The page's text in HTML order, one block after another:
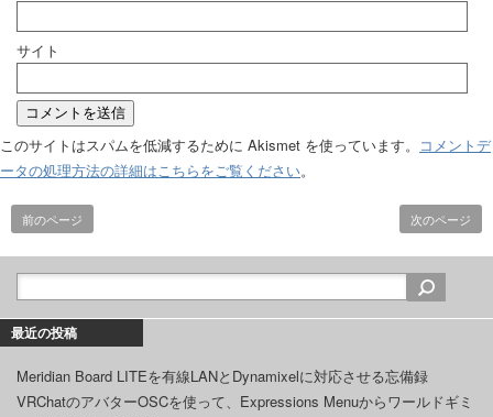
サイト
このサイトはスパムを低減するために Akismet を使っています。 コメントデ
ータの処理方法の詳細はこちらをご覧ください。
前のページ 次のページ
最近の投稿
Meridian Board LITEを有線LANとDynamixelに対応させる忘備録
VRChatのアバターOSCを使って、Expressions Menuからワールドギミ